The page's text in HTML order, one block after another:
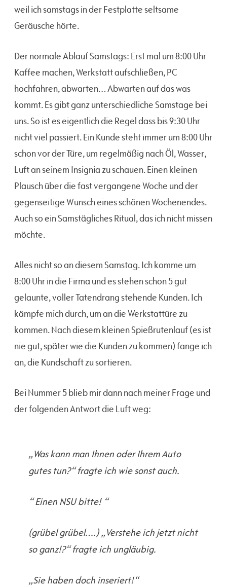
weil ich samstags in der Festplatte seltsame
Geräusche hörte.
Der normale Ablauf Samstags: Erst mal um 8:00 Uhr
Kaffee machen, Werkstatt aufschließen, PC
hochfahren, abwarten… Abwarten auf das was
kommt. Es gibt ganz unterschiedliche Samstage bei
uns. So ist es eigentlich die Regel dass bis 9:30 Uhr
nicht viel passiert. Ein Kunde steht immer um 8:00 Uhr
schon vor der Türe, um regelmäßig nach Öl, Wasser,
Luft an seinem Insignia zu schauen. Einen kleinen
Plausch über die fast vergangene Woche und der
gegenseitige Wunsch eines schönen Wochenendes.
Auch so ein Samstägliches Ritual, das ich nicht missen
möchte.
Alles nicht so an diesem Samstag. Ich komme um
8:00 Uhr in die Firma und es stehen schon 5 gut
gelaunte, voller Tatendrang stehende Kunden. Ich
kämpfe mich durch, um an die Werkstattüre zu
kommen. Nach diesem kleinen Spießrutenlauf (es ist
nie gut, später wie die Kunden zu kommen) fange ich
an, die Kundschaft zu sortieren.
Bei Nummer 5 blieb mir dann nach meiner Frage und
der folgenden Antwort die Luft weg:
„Was kann man Ihnen oder Ihrem Auto
gutes tun?“ fragte ich wie sonst auch.
“ Einen NSU bitte! “
(grübel grübel….) „Verstehe ich jetzt nicht
so ganz!?“ fragte ich ungläubig.
„Sie haben doch inseriert!“